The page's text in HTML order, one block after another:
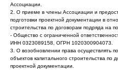
Ассоциации.
2. О приеме в члены Ассоциации и
подготовки проектной документации в
строительства по договорам подряда на
- Общество с ограниченной
ИНН 0323089158, ОГРН 1020300904073.
3. О возобновлении права осуществлять
объектов капитального строительства по
проектной документации.